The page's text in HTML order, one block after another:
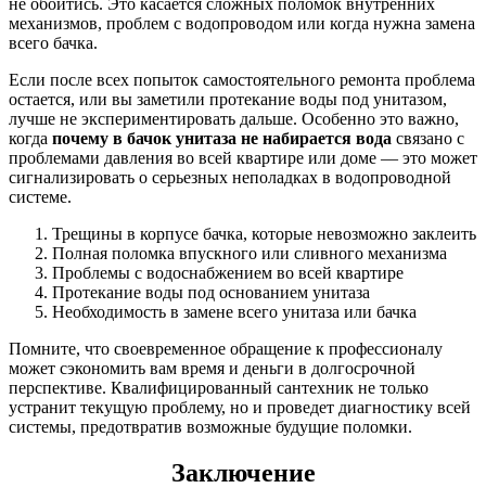
не обойтись. Это касается сложных поломок внутренних
механизмов, проблем с водопроводом или когда нужна замена
всего бачка.
Если после всех попыток самостоятельного ремонта проблема
остается, или вы заметили протекание воды под унитазом,
лучше не экспериментировать дальше. Особенно это важно,
когда почему в бачок унитаза не набирается вода связано с
проблемами давления во всей квартире или доме — это может
сигнализировать о серьезных неполадках в водопроводной
системе.
Трещины в корпусе бачка, которые невозможно заклеить
Полная поломка впускного или сливного механизма
Проблемы с водоснабжением во всей квартире
Протекание воды под основанием унитаза
Необходимость в замене всего унитаза или бачка
Помните, что своевременное обращение к профессионалу
может сэкономить вам время и деньги в долгосрочной
перспективе. Квалифицированный сантехник не только
устранит текущую проблему, но и проведет диагностику всей
системы, предотвратив возможные будущие поломки.
Заключение